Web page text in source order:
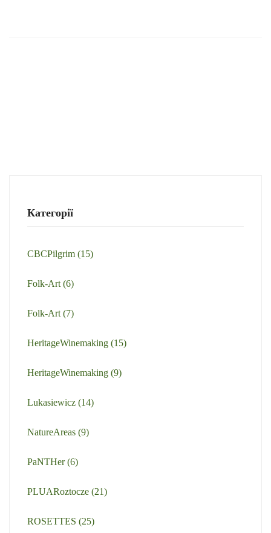
Категорії
CBCPilgrim (15)
Folk-Art (6)
Folk-Art (7)
HeritageWinemaking (15)
HeritageWinemaking (9)
Lukasiewicz (14)
NatureAreas (9)
PaNTHer(6)
PLUARoztocze (21)
ROSETTES (25)